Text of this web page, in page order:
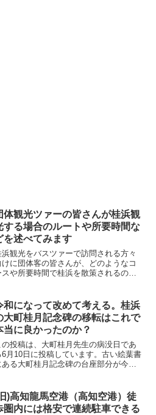
体観光ツァーの皆さんが桂浜観
する場合のルートや所要時間な
を述べてみます
浜観光をバスツァーで訪問される方々
けに団体客の皆さんが、どのようなコ
スや所要時間で桂浜を散策されるのか
です。バスツアーでは少し時間が短い
に感じました。
和になって改めて考える。桂浜
大町桂月記念碑の移転はこれで
当に良かったのか？
の投稿は、大町桂月先生の病没日であ
6月10日に投稿しています。古い絵葉書
ある大町桂月記念碑の台座部分が今と
今、改めて考えてみましょう。桂浜と
豪大町桂月◆現在の...
)高知龍馬空港（高知空港）徒
圏内には格安で連続駐車できる